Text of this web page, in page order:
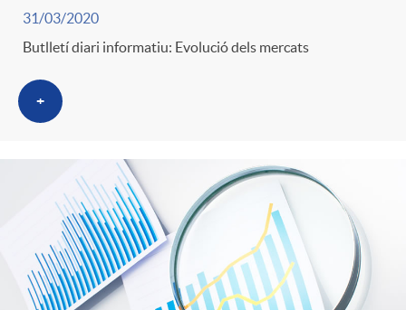
31/03/2020
Butlletí diari informatiu: Evolució dels mercats
+